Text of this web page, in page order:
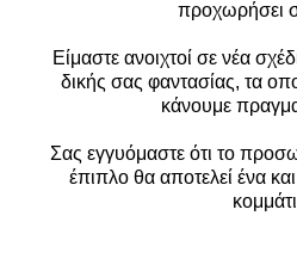
προχωρήσει
Είμαστε ανοιχτοί σε νέα
δικής σας φαντασίας, τα
κάνουμε
Σας εγγυόμαστε ότι το
έπιπλο θα αποτελεί ένα